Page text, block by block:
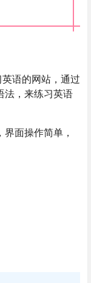
英语的网站，通过
法，来练习英语
界面操作简单，